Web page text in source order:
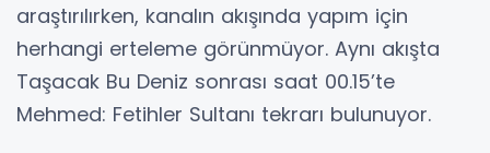
araştırılırken, kanalın akışında yapım için
herhangi erteleme görünmüyor. Aynı akışta
Taşacak Bu Deniz sonrası saat 00.15’te
Mehmed: Fetihler Sultanı tekrarı bulunuyor.